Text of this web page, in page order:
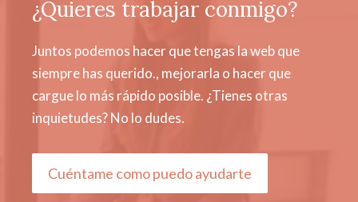
¿Quieres trabajar conmigo?
Juntos podemos hacer que tengas la web que
siempre has querido., mejorarla o hacer que
cargue lo más rápido posible. ¿Tienes otras
inquietudes? No lo dudes.
Cuéntame como puedo ayudarte